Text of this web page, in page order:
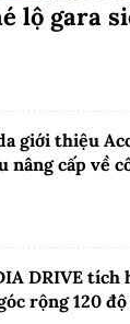
lộ gara
giới thiệu
nâng cấp về
DRIVE tích
rộng 120